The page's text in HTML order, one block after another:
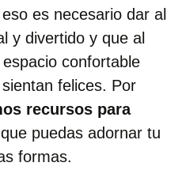
es necesario dar al
y divertido y que al
confortable
felices. Por
recursos para
puedas adornar tu
formas.